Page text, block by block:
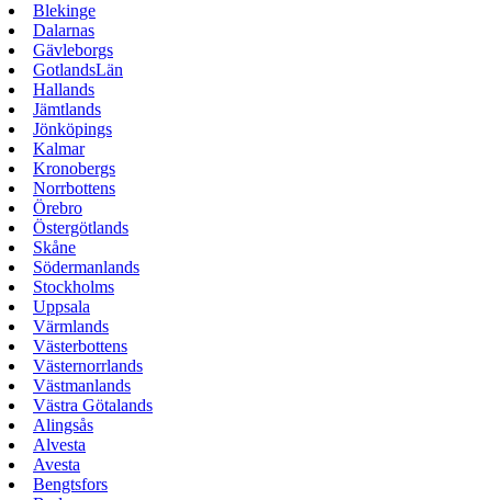
Blekinge
Dalarnas
Gävleborgs
GotlandsLän
Hallands
Jämtlands
Jönköpings
Kalmar
Kronobergs
Norrbottens
Örebro
Östergötlands
Skåne
Södermanlands
Stockholms
Uppsala
Värmlands
Västerbottens
Västernorrlands
Västmanlands
Västra Götalands
Alingsås
Alvesta
Avesta
Bengtsfors